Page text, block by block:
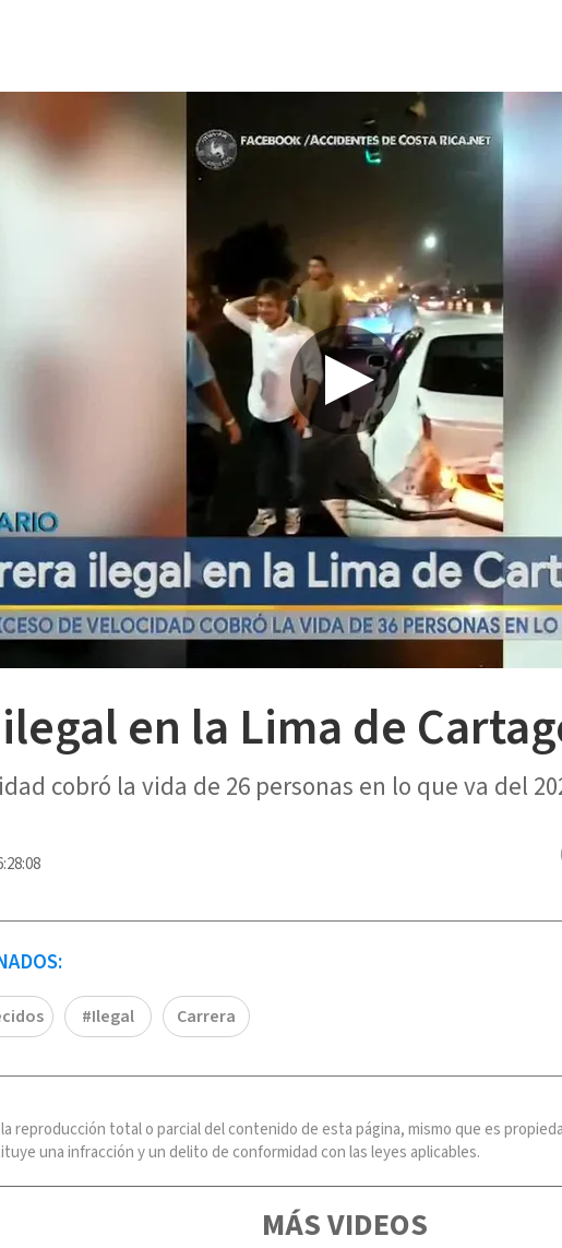
en la Lima de
cobró la vida de 26 personas en lo que va del
#Ilegal Carrera
reproducción total o parcial del contenido de esta página, mismo que es
una infracción y un delito de conformidad con las leyes aplicables.
MÁS VIDEOS